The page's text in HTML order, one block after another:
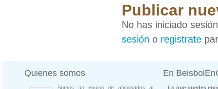
Publicar
No has iniciado
sesión o registrate
Quienes somos
Somos un equipo de aficionados al
En
Lo que puedes